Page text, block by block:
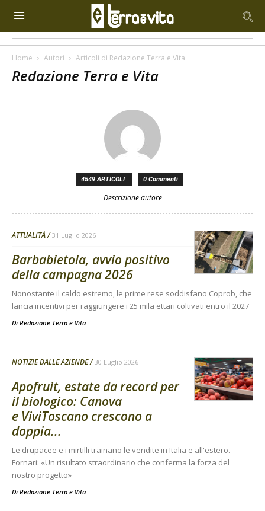
Home Autori Articoli di Redazione Terra e Vita
Redazione Terra e Vita
4549 ARTICOLI 0 Commenti
Descrizione autore
ATTUALITÀ 31 Luglio 2026
Barbabietola, avvio positivo
della campagna 2026
Nonostante il caldo estremo, le prime rese soddisfano Coprob, che
lancia incentivi per raggiungere i 25 mila ettari coltivati entro il 2027
Di Redazione Terra e Vita
NOTIZIE DALLE AZIENDE 30 Luglio 2026
Apofruit, estate da record per
il biologico: Canova
e ViviToscano crescono a
doppia...
Le drupacee e i mirtilli trainano le vendite in Italia e all'estero.
Fornari: «Un risultato straordinario che conferma la forza del
nostro progetto»
Di Redazione Terra e Vita